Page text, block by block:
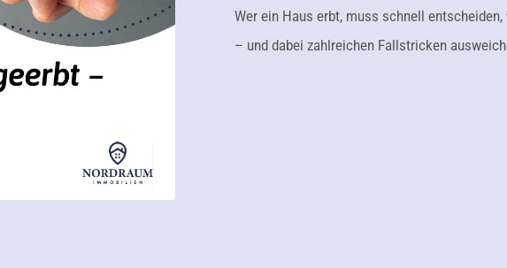
Wer ein Haus erbt, muss schnell
– und dabei zahlreichen Fallstricken